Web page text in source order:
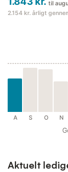
til
2.154 kr. årligt
A S O N
Aktuelt